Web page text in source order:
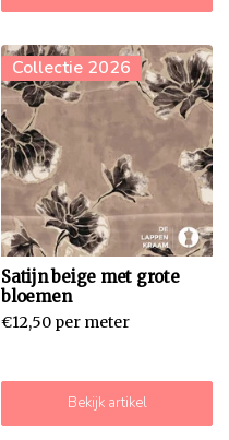
Collectie 2026
Satijn beige met grote
bloemen
€12,50 per meter
Bekijk artikel